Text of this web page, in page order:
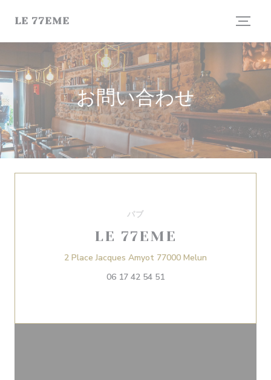
LE 77EME
お問い合わせ
パブ
LE 77EME
2 Place Jacques Amyot 77000 Melun
06 17 42 54 51